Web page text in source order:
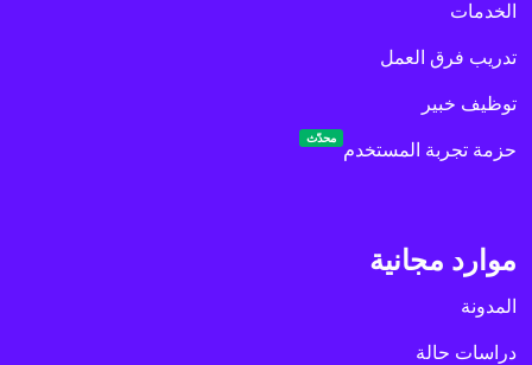
الخدمات
تدريب فرق العمل
توظيف خبير
حزمة تجربة المستخدم
محدّث
موارد مجانية
المدونة
دراسات حالة